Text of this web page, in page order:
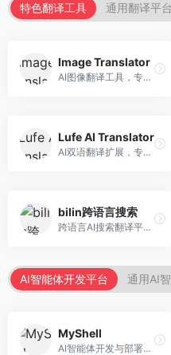
特色翻译工具 通用翻译平台
Image Translator
AI图像翻译工具，专注于图片文字翻译。面向设计师和电商从业者，提供图片文字识别、翻译、替换等服务，图像翻译效果好。
Lufe AI Translator
AI双语翻译扩展，专注于浏览器翻译场景。面向外语内容阅读者，提供网页双语翻译、划词翻译等服务，浏览器集成便捷。
bilin跨语言搜索
跨语言AI搜索翻译平台，专注于信息获取。面向研究者和内容创作者，提供跨语言搜索、内容翻译、信息整合等服务，跨语言检索能力强。
AI智能体开发平台 通用AI
MyShell
AI智能体开发与部署平台，专注于语音交互智能体。面向开发者，提供语音智能体创建、部署服务、社区分享等功能，语音交互能力强。